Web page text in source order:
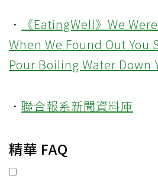
．
《EatingWell》We
When We Found Out You
Pour Boiling Water Down
． 聯合報系新聞資料庫
精華 FAQ